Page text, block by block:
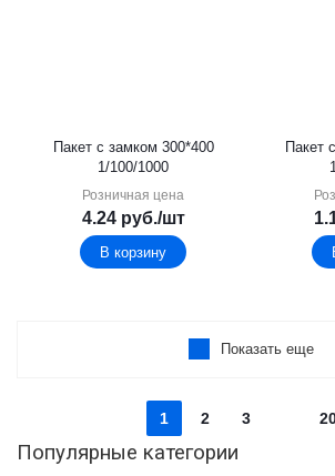
Пакет с замком 300*400
1/100/1000
Розничная цена
4.24руб./шт
В корзину
Пакет
Показать еще
1 2 3
Популярные категории